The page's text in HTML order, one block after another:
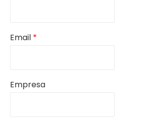
Email *
Empresa